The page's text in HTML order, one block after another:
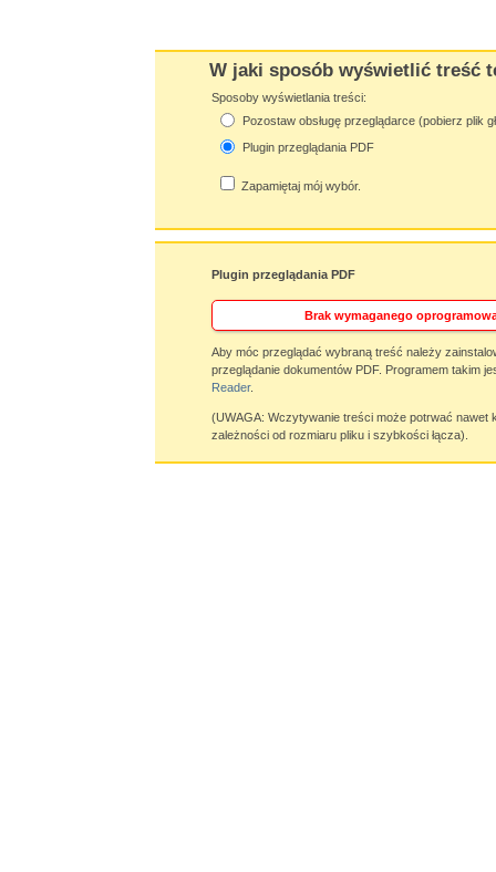
W jaki sposób wyświetlić treść
Sposoby wyświetlania treści:
Pozostaw obsługę przeglądarce (pobierz plik
Plugin przeglądania PDF
Zapamiętaj mój wybór.
Plugin przeglądania PDF
Brak wymaganego
Aby móc przeglądać wybraną treść należy
przeglądanie dokumentów PDF. Programem takim
Reader.
(UWAGA: Wczytywanie treści może potrwać nawet
zależności od rozmiaru pliku i szybkości łącza).